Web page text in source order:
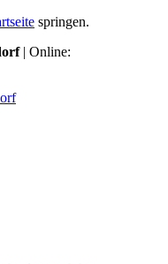
springen.
| Online: